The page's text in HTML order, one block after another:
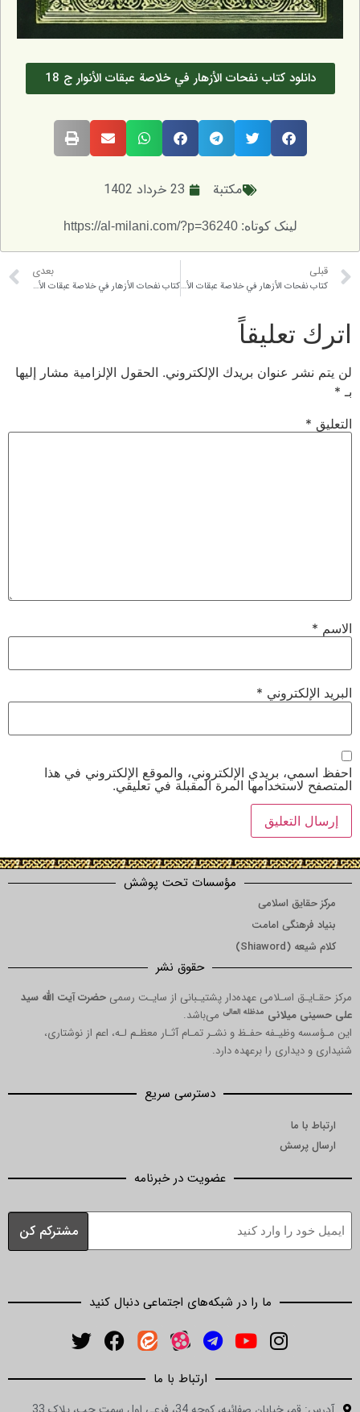
کتاب نفحات الأزهار في خلاصة عبقات الأنوار ج 18
23 خرداد 1402
کتاب نفحات الأزهار في خلاصة عبقات الأنوار ج 17 کتاب نفحات الأزهار في خلاصة عبقات الأنوار ج 19
عنوان بريدك الإلكتروني. الحقول الإلزامية مشار إليها
*
بريدي الإلكتروني، والموقع الإلكتروني في هذا
المرة المقبلة في تعليقي.
مؤسسات تحت پوشش
اسلامی
امامت
حقوق نشر
اسـلامی عهده‌دار پشتیـبانی از سایـت رسمیحضرت آیت الله سید
مدظله العالیمی‌باشد.
حفـظ و نشـر تمـام آثـار معظـم لـه، اعم از نوشتاری،
را برعهده دارد.
دسترسی سریع
عضویت در خبرنامه
ما را در شبکه‌های اجتماعی دنبال کنید
ارتباط با ما